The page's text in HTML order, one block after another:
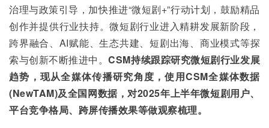
治理与政策引导，加快推进“微短剧+”行动计划，鼓励精品
创作并提供行业扶持。微短剧行业进入精耕发展新阶段，
跨界融合、AI赋能、生态共建、短剧出海、商业模式等探
索与创新不断推进中。CSM持续跟踪研究微短剧行业发展
趋势，现从全媒体传播研究角度，使用CSM全媒体数据
(NewTAM)及全国网数据，对2025年上半年微短剧用户、
平台竞争格局、跨屏传播效果等做观察梳理。